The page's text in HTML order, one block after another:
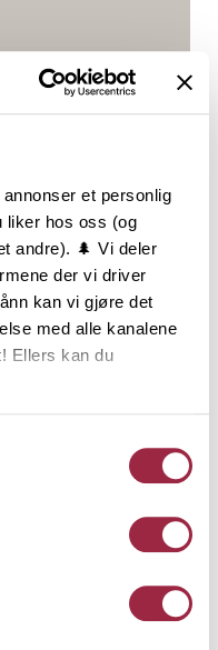
et personlig
liker hos oss (og
andre). 🌲 Vi deler
der vi driver
kan vi gjøre det
med alle kanalene
Ellers kan du
er sortert med
er produsert etter
Varen er
på alle 4 sider og
merket og
C24 brukes i
Denne varen er
tømmer fra
levetid ved riktig
på miljø og lagring